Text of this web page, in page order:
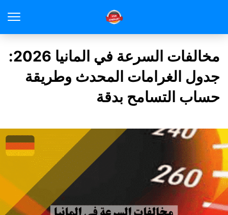
مخالفات السرعة في المانيا 2026:
جدول الغرامات المحدث وطريقة
حساب التسامح بدقة